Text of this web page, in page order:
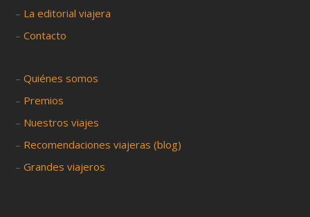
– La editorial viajera
–Contacto
–Quiénes somos
– Premios
– Nuestros viajes
– Recomendaciones viajeras (blog)
–Grandes viajeros